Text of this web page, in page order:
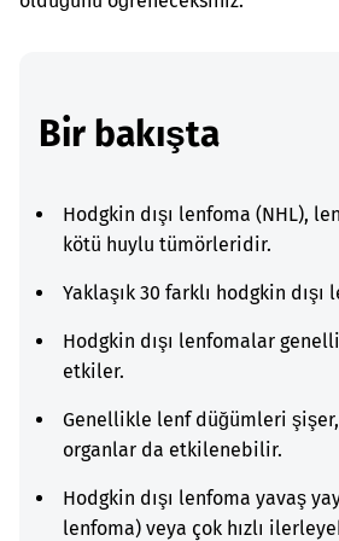
Bir bakışta
Hodgkin dışı lenfoma (NHL),
kötü huylu tümörleridir.
Yaklaşık 30 farklı hodgkin dışı
Hodgkin dışı lenfomalar
etkiler.
Genellikle lenf düğümleri
organlar da etkilenebilir.
Hodgkin dışı lenfoma yavaş
lenfoma) veya çok hızlı